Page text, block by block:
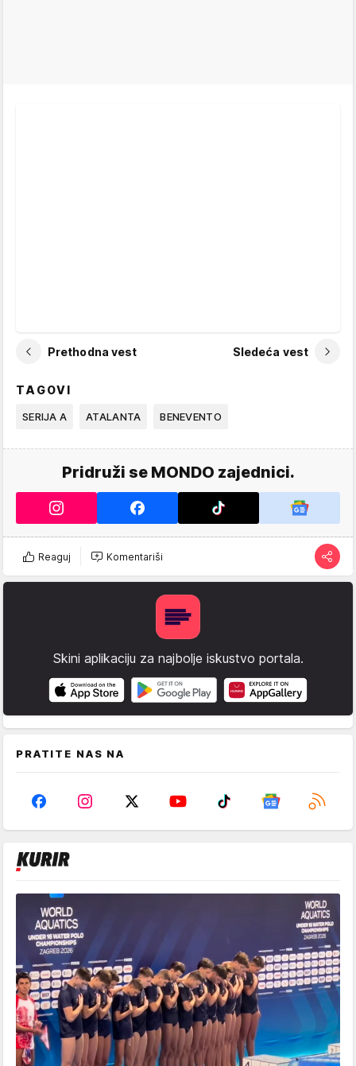
Prethodna vest Sledeća vest
TAGOVI
SERIJA A ATALANTA BENEVENTO
Pridruži se MONDO zajednici.
Reaguj Komentariši
Skini aplikaciju za najbolje iskustvo portala.
PRATITE NAS NA